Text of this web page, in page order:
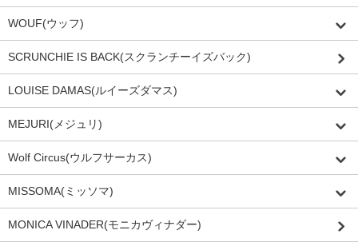
WOUF(ウッフ)
SCRUNCHIE IS BACK(スクランチーイズバック)
LOUISE DAMAS(ルイーズダマス)
MEJURI(メジュリ)
Wolf Circus(ウルフサーカス)
MISSOMA(ミッソマ)
MONICA VINADER(モニカヴィナダー)